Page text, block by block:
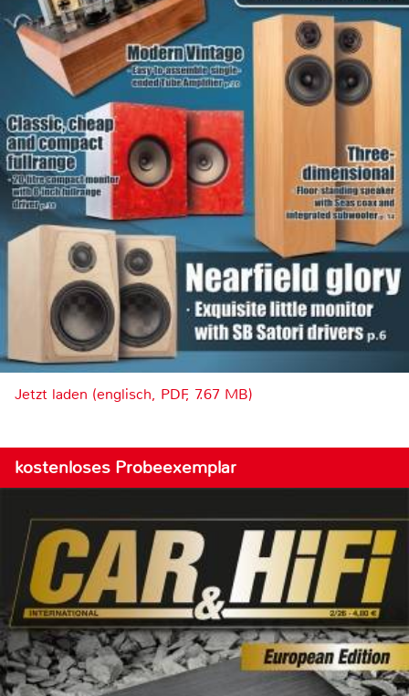
Jetzt laden (englisch, PDF, 7.67 MB)
kostenloses Probeexemplar